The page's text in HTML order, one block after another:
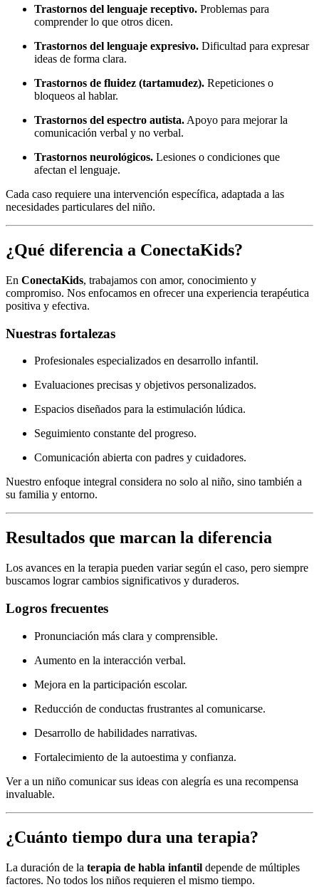
Trastornos del lenguaje receptivo. Problemas para
comprender lo que otros dicen.
Trastornos del lenguaje expresivo. Dificultad para expresar
ideas de forma clara.
Trastornos de fluidez (tartamudez). Repeticiones o
bloqueos al hablar.
Trastornos del espectro autista. Apoyo para mejorar la
comunicación verbal y no verbal.
Trastornos neurológicos. Lesiones o condiciones que
afectan el lenguaje.
Cada caso requiere una intervención específica, adaptada a las
necesidades particulares del niño.
¿Qué diferencia a ConectaKids?
En ConectaKids, trabajamos con amor, conocimiento y
compromiso. Nos enfocamos en ofrecer una experiencia terapéutica
positiva y efectiva.
Nuestras fortalezas
Profesionales especializados en desarrollo infantil.
Evaluaciones precisas y objetivos personalizados.
Espacios diseñados para la estimulación lúdica.
Seguimiento constante del progreso.
Comunicación abierta con padres y cuidadores.
Nuestro enfoque integral considera no solo al niño, sino también a
su familia y entorno.
Resultados que marcan la diferencia
Los avances en la terapia pueden variar según el caso, pero siempre
buscamos lograr cambios significativos y duraderos.
Logros frecuentes
Pronunciación más clara y comprensible.
Aumento en la interacción verbal.
Mejora en la participación escolar.
Reducción de conductas frustrantes al comunicarse.
Desarrollo de habilidades narrativas.
Fortalecimiento de la autoestima y confianza.
Ver a un niño comunicar sus ideas con alegría es una recompensa
invaluable.
¿Cuánto tiempo dura una terapia?
La duración de la terapia de habla infantil depende de múltiples
factores. No todos los niños requieren el mismo tiempo.